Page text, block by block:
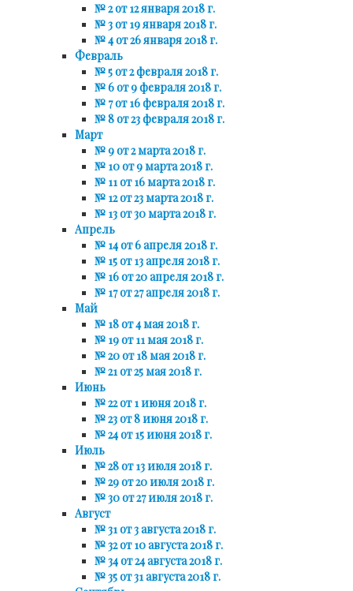
№ 2 от 12 января 2018 г.
№ 3 от 19 января 2018 г.
№ 4 от 26 января 2018 г.
Февраль
№ 5 от 2 февраля 2018 г.
№ 6 от 9 февраля 2018 г.
№ 7 от 16 февраля 2018 г.
№ 8 от 23 февраля 2018 г.
Март
№ 9 от 2 марта 2018 г.
№ 10 от 9 марта 2018 г.
№ 11 от 16 марта 2018 г.
№ 12 от 23 марта 2018 г.
№ 13 от 30 марта 2018 г.
Апрель
№ 14 от 6 апреля 2018 г.
№ 15 от 13 апреля 2018 г.
№ 16 от 20 апреля 2018 г.
№ 17 от 27 апреля 2018 г.
Май
№ 18 от 4 мая 2018 г.
№ 19 от 11 мая 2018 г.
№ 20 от 18 мая 2018 г.
№ 21 от 25 мая 2018 г.
Июнь
№ 22 от 1 июня 2018 г.
№ 23 от 8 июня 2018 г.
№ 24 от 15 июня 2018 г.
Июль
№ 28 от 13 июля 2018 г.
№ 29 от 20 июля 2018 г.
№ 30 от 27 июля 2018 г.
Август
№ 31 от 3 августа 2018 г.
№ 32 от 10 августа 2018 г.
№ 34 от 24 августа 2018 г.
№ 35 от 31 августа 2018 г.